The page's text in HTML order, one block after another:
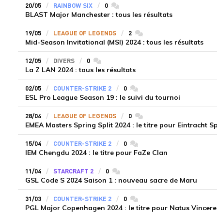
20/05 RAINBOW SIX 0 commentaires
BLAST Major Manchester : tous les résultats
19/05 LEAGUE OF LEGENDS 2 commentaires
Mid-Season Invitational (MSI) 2024 : tous les résultats
12/05 DIVERS 0 commentaires
La Z LAN 2024 : tous les résultats
02/05 COUNTER-STRIKE 2 0 commentaires
ESL Pro League Season 19 : le suivi du tournoi
28/04 LEAGUE OF LEGENDS 0 commentaires
EMEA Masters Spring Split 2024 : le titre pour Eintracht
15/04 COUNTER-STRIKE 2 0 commentaires
IEM Chengdu 2024 : le titre pour FaZe Clan
11/04 STARCRAFT 2 0 commentaires
GSL Code S 2024 Saison 1 : nouveau sacre de Maru
31/03 COUNTER-STRIKE 2 0 commentaires
PGL Major Copenhagen 2024 : le titre pour Natus Vincere